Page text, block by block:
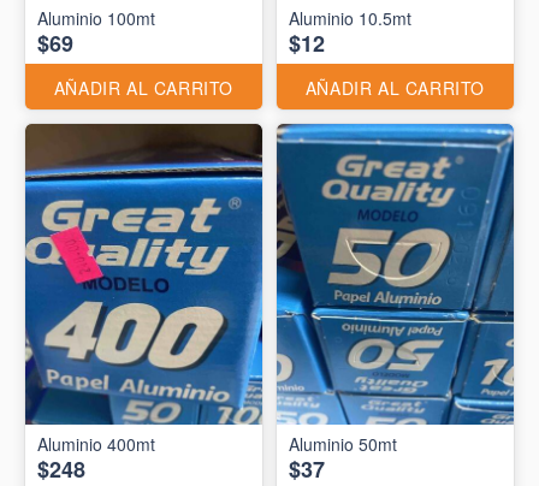
$69
AÑADIR AL CARRITO
Aluminio 10.5mt
$12
AÑADIR AL CARRITO
Aluminio 400mt
$248
Aluminio 50mt
$37